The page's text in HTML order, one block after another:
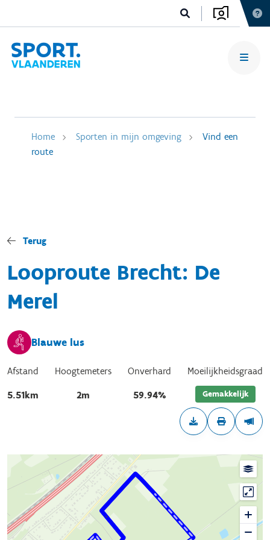
Home Sporten in mijn omgeving
Vind een
route
Terug
Looproute Brecht: De
Merel
Blauwe lus
Afstand
5.51km
Hoogtemeters
2m
Onverhard
59.94%
Moeilijkheidsgraad
Gemakkelijk